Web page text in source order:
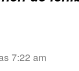
7:22 am